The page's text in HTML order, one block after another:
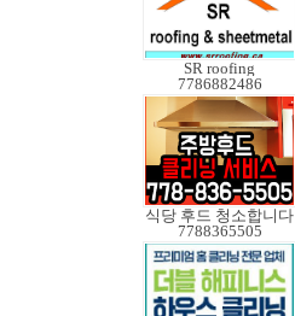
SR roofing
7786882486
식당 후드 청소합니다
7788365505